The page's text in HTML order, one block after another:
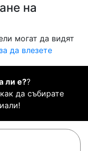
на
могат да видят
да влезете
ли е??
да събирате